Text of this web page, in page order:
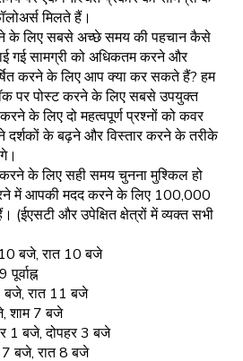
मिलते हैं।
के लिए सबसे अच्छे समय की पहचान कैसे
गई सामग्री को अधिकतम करने और
करने के लिए आप क्या कर सकते हैं? हम
पर पोस्ट करने के लिए सबसे उपयुक्त
के लिए दो महत्वपूर्ण प्रश्नों को कवर
के बढ़ने और विस्तार करने के तरीके
के लिए सही समय चुनना मुश्किल हो
में आपकी मदद करने के लिए 100,000
(ईएसटी और उपेक्षित क्षेत्रों में व्यक्त सभी
बजे, रात 10 बजे
पूर्वाह्न
रात 11 बजे
शाम 7 बजे
1 बजे, दोपहर 3 बजे
बजे, रात 8 बजे